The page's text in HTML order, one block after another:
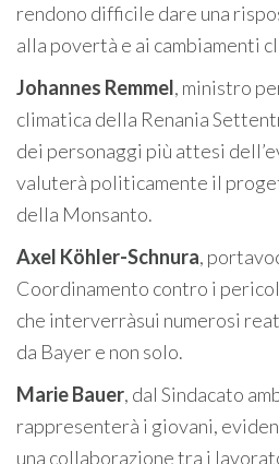
rendono difficile dare una
alla povertà e ai cambiamenti
Johannes Remmel, ministro
climatica della Renania
dei personaggi più attesi
valuterà politicamente il
della Monsanto.
Axel Köhler-Schnura,
Coordinamento contro i
che interverràsui numerosi
da Bayer e non solo.
Marie Bauer, dal Sindacato
rappresenterà i giovani,
una collaborazione tra i